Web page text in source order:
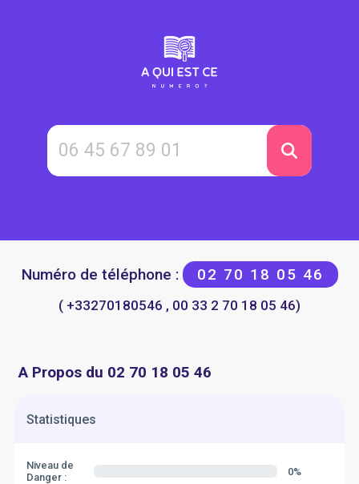
Numéro de téléphone : 02 70 18 05 46
( +33270180546 , 00 33 2 70 18 05 46)
A Propos du 02 70 18 05 46
Statistiques
Niveau de
Danger :
0%